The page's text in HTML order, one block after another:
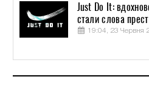
Just Do It:
стали слова
19:04, 23 Червня